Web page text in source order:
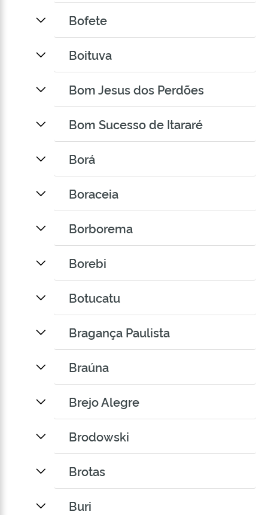
Bofete
Boituva
Bom Jesus dos Perdões
Bom Sucesso de Itararé
Borá
Boraceia
Borborema
Borebi
Botucatu
Bragança Paulista
Braúna
Brejo Alegre
Brodowski
Brotas
Buri